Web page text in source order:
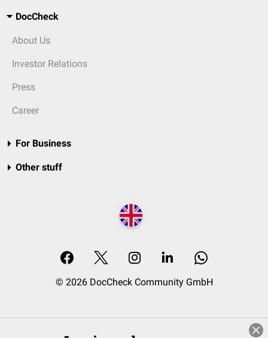
DocCheck
About Us
Investor Relations
Press
Career
For Business
Other stuff
© 2026 DocCheck Community GmbH